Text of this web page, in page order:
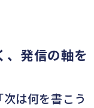
、発信の軸を
は何を書こう